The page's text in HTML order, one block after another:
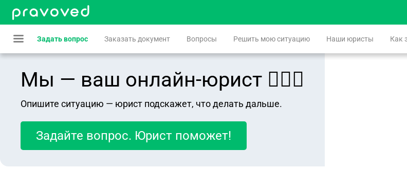
Задать вопрос Заказать документ Вопросы Решить мою ситуацию Наши юристы Как
Мы — ваш онлайн-юрист 👨🏻‍⚖️
Опишите ситуацию — юрист подскажет, что делать дальше.
Задайте вопрос. Юрист поможет!